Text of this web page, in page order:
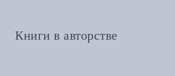
Книги в авторстве